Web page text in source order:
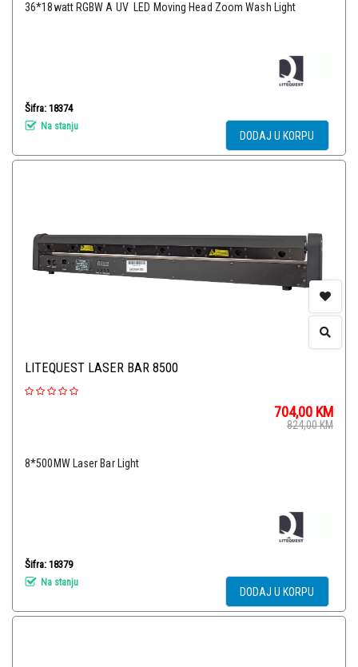
36*18watt RGBW A UV LED Moving Head Zoom Wash Light
Šifra: 18374
Na stanju
DODAJ U KORPU
LITEQUEST LASER BAR 8500
704,00 KM
824,00KM
8*500MW Laser Bar Light
Šifra: 18379
Na stanju
DODAJ U KORPU